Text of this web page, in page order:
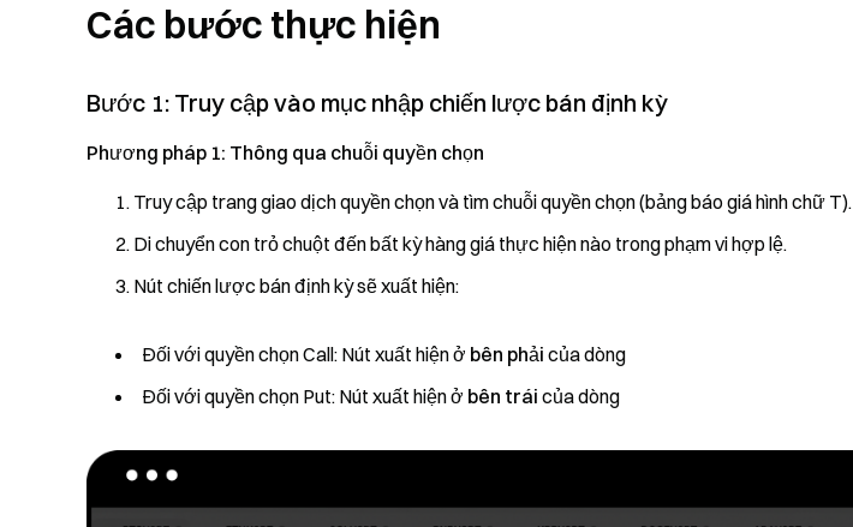
Các bước thực hiện
Bước 1: Truy cập vào mục nhập chiến lược bán định kỳ
Phương pháp 1: Thông qua chuỗi quyền chọn
Truy cập trang giao dịch quyền chọn và tìm chuỗi quyền chọn (bảng báo giá hình chữ T).
Di chuyển con trỏ chuột đến bất kỳ hàng giá thực hiện nào trong phạm vi hợp lệ.
Nút chiến lược bán định kỳ sẽ xuất hiện:
Đối với quyền chọn Call: Nút xuất hiện ở bên phải của dòng
Đối với quyền chọn Put: Nút xuất hiện ở bên trái của dòng